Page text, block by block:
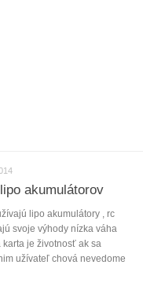
akumulátorov
lipo akumulátory , rc
svoje výhody nízka váha
je životnosť ak sa
užívateľ chová nevedome